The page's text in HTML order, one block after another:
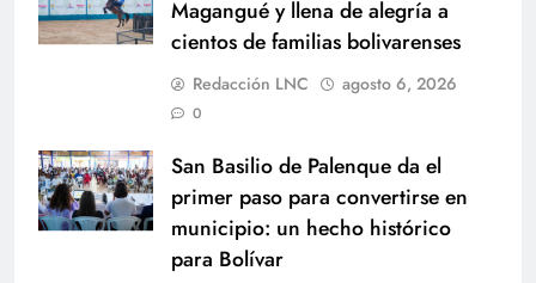
Magangué y llena de alegría a
cientos de familias bolivarenses
Redacción LNC agosto 6, 2026
0
San Basilio de Palenque da el
primer paso para convertirse en
municipio: un hecho histórico
para Bolívar